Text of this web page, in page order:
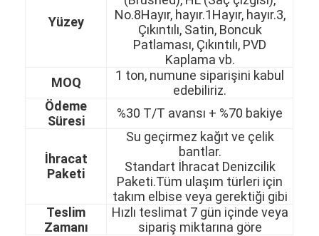
Yüzey
No.8Hayır, hayır.1Hayır, hayır.3,
Çıkıntılı, Satin, Boncuk
Patlaması, Çıkıntılı, PVD
Kaplama vb.
MOQ
1 ton, numune siparişini kabul
edebiliriz.
Ödeme
Süresi
%30 T/T avansı + %70 bakiye
İhracat
Paketi
Su geçirmez kağıt ve çelik
bantlar.
Standart İhracat Denizcilik
Paketi.Tüm ulaşım türleri için
takım elbise veya gerektiği gibi
Teslim
Zamanı
Hızlı teslimat 7 gün içinde veya
sipariş miktarına göre